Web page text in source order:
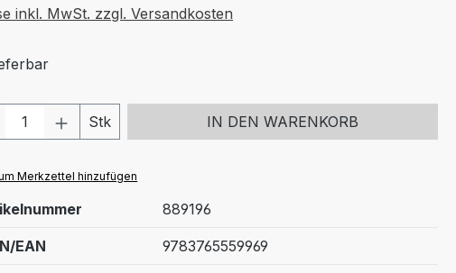
inkl. MwSt. zzgl. Versandkosten
Anzahl: Gib den gewünschten Wert
Stk IN DEN WARENKORB
Merkzettel hinzufügen
889196
EAN 9783765559969